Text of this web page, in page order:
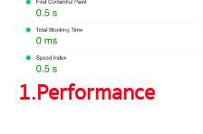
1.Performance